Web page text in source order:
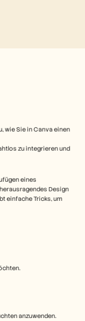
wie Sie in Canva einen
zu integrieren und
eines
Design
einfache Tricks, um
anzuwenden.